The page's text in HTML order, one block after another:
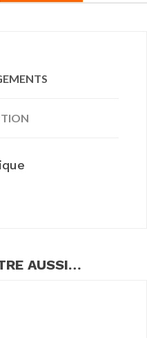
AUSSI…